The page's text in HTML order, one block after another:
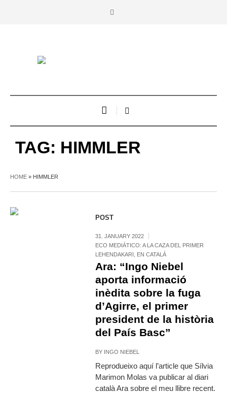
TAG: HIMMLER
HOME » HIMMLER
POST
31. JANUARY 2022
ECO MEDIÁTICO: A LA CAZA DEL PRIMER
LEHENDAKARI
EN CATALÁ
Ara: “Ingo Niebel
aporta informació
inèdita sobre la fuga
d’Agirre, el primer
president de la història
del País Basc”
BY INGO NIEBEL
Reprodueixo aquí l’article que Sílvia
Marimon Molas va publicar al diari
català Ara sobre el meu llibre recent.